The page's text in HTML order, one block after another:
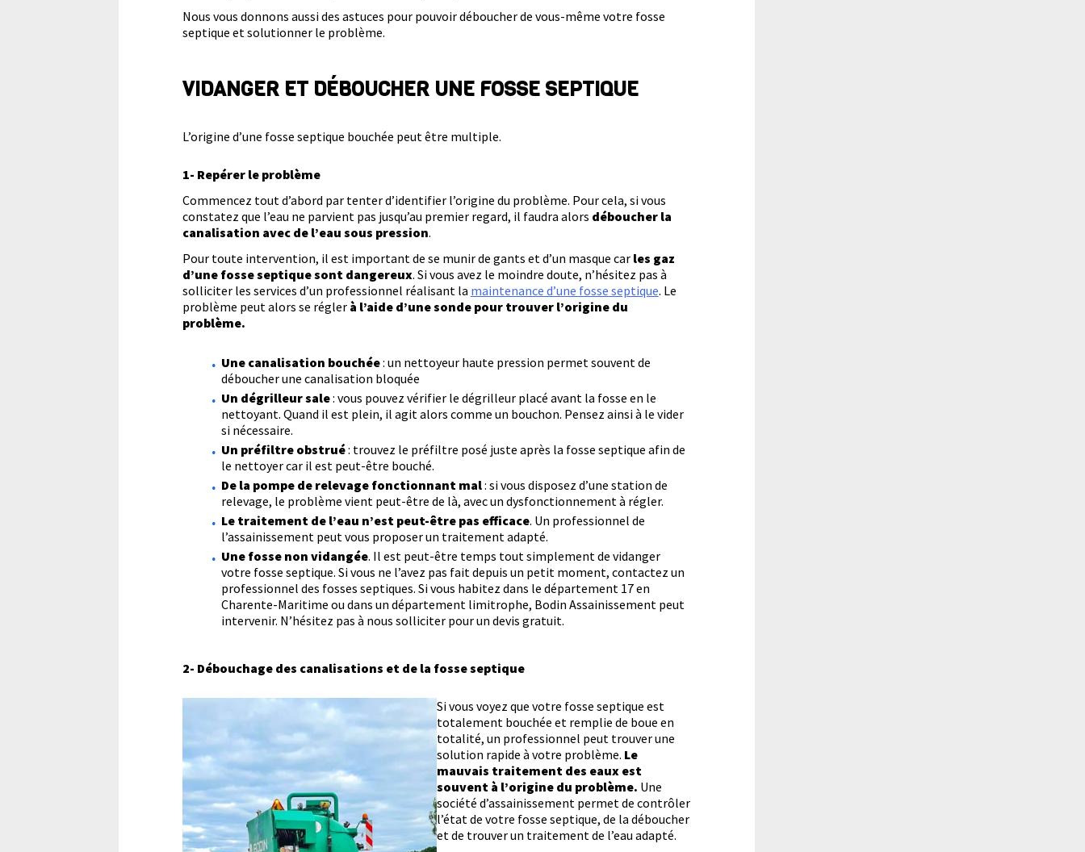
Nous vous donnons aussi des astuces pour pouvoir déboucher de vous-même votre fosse
septique et solutionner le problème.
VIDANGER ET DÉBOUCHER UNE FOSSE SEPTIQUE
L’origine d’une fosse septique bouchée peut être multiple.
1- Repérer le problème
Commencez tout d’abord par tenter d’identifier l’origine du problème. Pour cela, si vous
constatez que l’eau ne parvient pas jusqu’au premier regard, il faudra alors déboucher la
canalisation avec de l’eau sous pression.
Pour toute intervention, il est important de se munir de gants et d’un masque car les gaz
d’une fosse septique sont dangereux. Si vous avez le moindre doute, n’hésitez pas à
solliciter les services d’un professionnel réalisant la maintenance d’une fosse septique. Le
problème peut alors se régler à l’aide d’une sonde pour trouver l’origine du
problème.
Une canalisation bouchée: un nettoyeur haute pression permet souvent de
déboucher une canalisation bloquée
Un dégrilleur sale: vous pouvez vérifier le dégrilleur placé avant la fosse en le
nettoyant. Quand il est plein, il agit alors comme un bouchon. Pensez ainsi à le vider
si nécessaire.
Un préfiltre obstrué: trouvez le préfiltre posé juste après la fosse septique afin de
le nettoyer car il est peut-être bouché.
De la pompe de relevage fonctionnant mal: si vous disposez d’une station de
relevage, le problème vient peut-être de là, avec un dysfonctionnement à régler.
Le traitement de l’eau n’est peut-être pas efficace. Un professionnel de
l’assainissement peut vous proposer un traitement adapté.
Une fosse non vidangée. Il est peut-être temps tout simplement de vidanger
votre fosse septique. Si vous ne l’avez pas fait depuis un petit moment, contactez un
professionnel des fosses septiques. Si vous habitez dans le département 17 en
Charente-Maritime ou dans un département limitrophe, Bodin Assainissement peut
intervenir. N’hésitez pas à nous solliciter pour un devis gratuit.
2- Débouchage des canalisations et de la fosse septique
Si vous voyez que votre fosse septique est
totalement bouchée et remplie de boue en
totalité, un professionnel peut trouver une
solution rapide à votre problème. Le
mauvais traitement des eaux est
souvent à l’origine du problème. Une
société d’assainissement permet de contrôler
l’état de votre fosse septique, de la déboucher
et de trouver un traitement de l’eau adapté.